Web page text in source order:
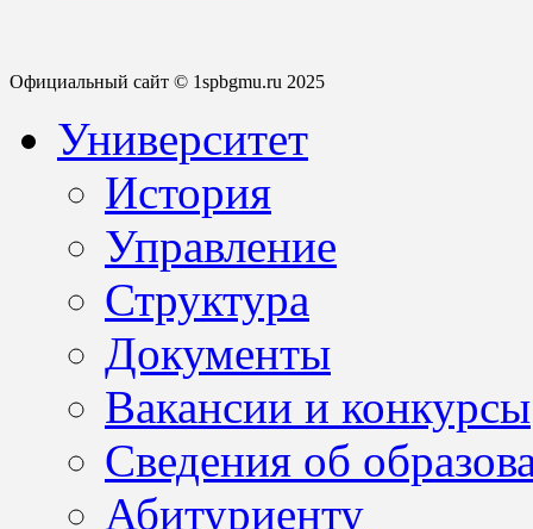
Официальный сайт © 1spbgmu.ru 2025
Университет
История
Управление
Структура
Документы
Вакансии и конкурсы
Сведения об
Абитуриенту